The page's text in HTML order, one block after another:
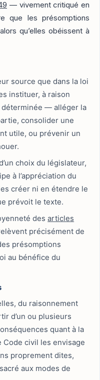
— vivement critiqué en
que les présomptions
qu’elles obéissent à
source que dans la loi
instituer, à raison
déterminée — alléger la
consolider une
utile, ou prévenir un
choix du législateur,
à l’appréciation du
créer ni en étendre le
prévoit le texte.
desarticles
précisément de
présomptions
au bénéfice du
du raisonnement
d’un ou plusieurs
quant à la
Code civil les envisage
proprement dites,
aux modes de